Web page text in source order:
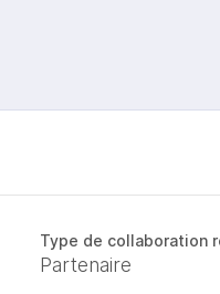
Type de collaboration
Partenaire